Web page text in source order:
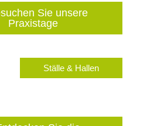
Sie unsere
Praxistage
Ställe & Hallen